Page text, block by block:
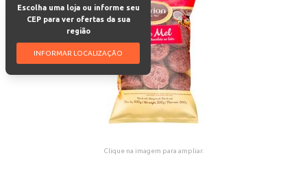
Escolha uma loja ou informe seu
CEP para ver ofertas da sua
região
INFORMAR LOCALIZAÇÃO
Clique na imagem para ampliar.